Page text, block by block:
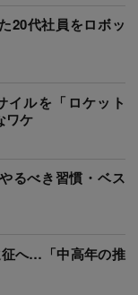
20代社員をロボッ
ルを「ロケット
ワケ
るべき習慣・ベス
へ…「中高年の推